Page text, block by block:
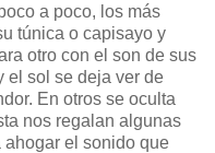
a poco, los más
túnica o capisayo y
otro con el son de sus
el sol se deja ver de
En otros se oculta
nos regalan algunas
ahogar el sonido que